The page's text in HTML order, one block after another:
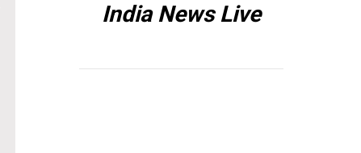
India News Live